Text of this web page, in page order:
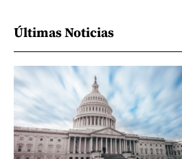
Últimas Noticias